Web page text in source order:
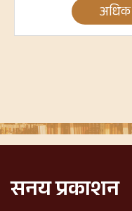
अधिक
सनय प्रकाशन